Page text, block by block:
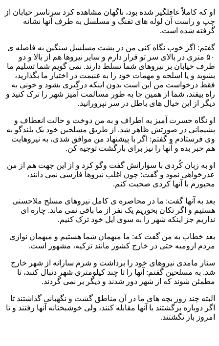
او که کاملاً غافلگیر شده بود، ناگهان مشاهده کرد سرتاسر خیابان از
چپ و راست آن لوله های تفنگ و مسلسل به طرف آنها نشانه
گرفته شده است.
گفتم: اگر خوب نگاه کنی من در پشت مسلسل سنگین به فاصله ی
۵۰ متری در بالای سر تو قرار دارم و سایر نیروها هم از بالا و دو
طرف خیابان بر نیروهای شما تسلط دارند. نمی گویم شما تسلیم ما
بشوید و یا اسلحه و مهمات خود را به غنیمت در اختیار ما بگذارید،
فقط درخواست من این است بدون اینکه درگیری بشود و خونی به
راه بیفتد، شما از همین جا به طور مسالمت آمیز شهر را ترک کنید و
دیگر از این خیال های باطل در سر نپرورانید.
او نگاه حسرت آمیز به اطراف و به من دوخت و حالت انعطاف و
پشیمانی در صورتش ظاهر شد. از طریق مسلحین خود یک بلندگو به
وی فرستادم و گفتم: اگر با پیشنهاد من موافق شدی، به نیروهایت
هم خبر بده و آنها را نیز برای بازگشت توجیه کن.
او به زبان کُردی با سوارانش گفت وگو کرد و از این جهت هم از من
عذرخواهی نمود و گفت: چون اغلب نیروها فارسی نمی دانند،
مجبورم با آنها کردی صحبت کنم.
بعد به آنها گفت: ما در محاصره ی کامل نیروهای مسلح ملاحسنی
هستیم و اگر تکان بخوریم یک نفر از ما باقی نمی ماند. چاره ای
نداریم جز اینکه شهر را به سوی ایل خود ترک کنیم.
بعد خطاب به من گفت که: ما میهمان شما هستیم و میهمان نوازی
مردم ارومیه حتی در خارج کشور مانند ترکیه، مشهور است.
سنار مامدی نیروهای خود را برداشت و شرم سارانه از شهر خارج
شد. به مسلحین گفتم: آنها را تا چند کیلومتری شهر دنبال کنند، تا
مطمئن شوند که از شهر دور شدند و دیگر بر نمی گردند.
البته چند روز بچه های ما در آن مناطق گشت و نگهبانی گذاشتند تا
اگر دوباره برگشتند با آنها مقابله کنند، ولی خوشبختانه آنها رفتند و تا
امروز باز نگشتند.